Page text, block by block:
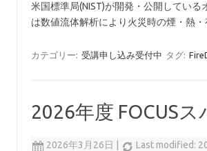
米国標準局(NIST)が開発・公開してい
は数値流体解析により火災時の煙・熱
カテゴリー: 受講申し込み受付中 タグ:
2026年度 FOCUS
2026年3月26日 Last modified: